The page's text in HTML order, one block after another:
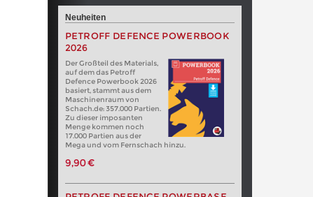
Neuheiten
PETROFF DEFENCE POWERBOOK
2026
Der Großteil des Materials,
auf dem das Petroff
Defence Powerbook 2026
basiert, stammt aus dem
Maschinenraum von
Schach.de: 357.000 Partien.
Zu dieser imposanten
Menge kommen noch
17.000 Partien aus der
Mega und vom Fernschach hinzu.
9,90 €